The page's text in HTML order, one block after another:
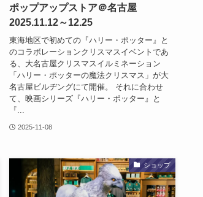
ポップアップストア＠名古屋
2025.11.12～12.25
東海地区で初めての『ハリー・ポッター』と
のコラボレーションクリスマスイベントであ
る、大名古屋クリスマスイルミネーション
「ハリー・ポッターの魔法クリスマス」が大
名古屋ビルヂングにて開催。 それに合わせ
て、映画シリーズ『ハリー・ポッター』と
『...
2025-11-08
ショップ